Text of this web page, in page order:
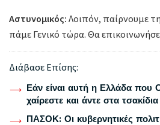
Αστυνομικός: Λοιπόν, παίρνουμε
πάμε Γενικό τώρα. Θα
Διάβασε Επίσης:
Εάν είναι αυτή η Ελλάδα που
χαίρεστε και άντε στα
ΠΑΣΟΚ: Οι κυβερνητικές